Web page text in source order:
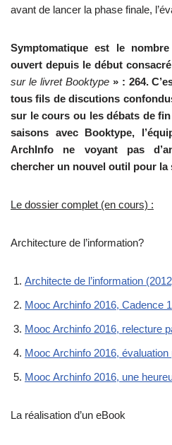
avant de lancer la phase finale,
Symptomatique est le
ouvert depuis le début
sur le livret Booktype» : 264.
tous fils de discutions
sur le cours ou les débats de
saisons avec Booktype,
ArchInfo ne voyant pas
chercher un nouvel outil pour la
Le dossier complet (en cours) :
Architecture de l’information?
Architecte de l’information
Mooc Archinfo 2016, Cadence 1
Mooc Archinfo 2016, relecture
Mooc Archinfo 2016, évaluation
Mooc Archinfo 2016, une
La réalisation d’un eBook